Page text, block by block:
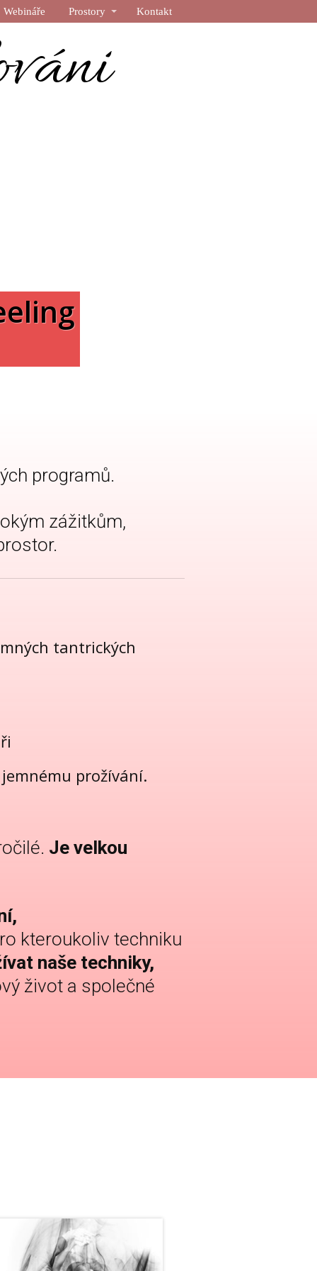
Webináře Prostory Kontakt
programů.
zážitkům,
tantrických
prožívání.
Je velkou
kteroukoliv techniku
naše techniky,
život a společné